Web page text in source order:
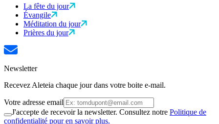
La fête du jour
Évangile
Méditation du jour
Prières du jour
Newsletter
Recevez Aleteia chaque jour dans votre boite e-mail.
Votre adresse email
J'accepte de recevoir la newsletter. Consultez notre Politique de
confidentialité pour en savoir plus.